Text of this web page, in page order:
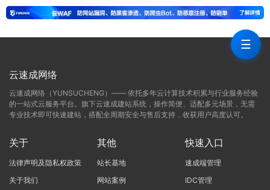
云速成网络
云速成网络（YUNSUCHENG）—— 依托多年云计算技术积累与行业服务经验
的一站式云服务平台。旗下云速成建站系统，操作简便、适配多元场景，无需
专业技术即可快速建站，搭配全周期安全与售后支持，收获用户高度认可。
关于
法律声明及隐私权政策
关于我们
其他
站长基地
网站案例
快速入口
速成端管理
IDC管理
☰